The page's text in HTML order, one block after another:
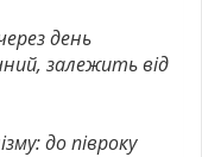
день
залежить від
до півроку